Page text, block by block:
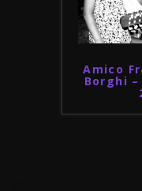
Amico
Borghi